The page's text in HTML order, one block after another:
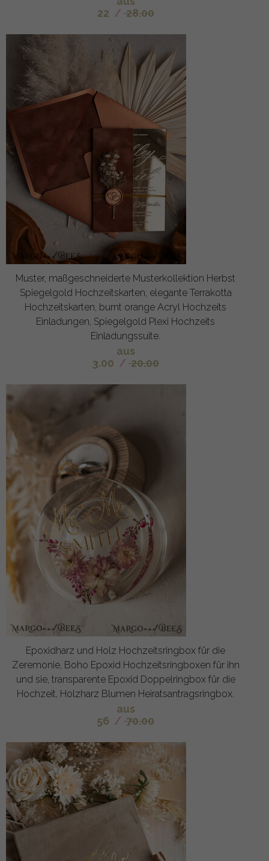
22 / 28.00
Muster, maßgeschneiderte Musterkollektion Herbst
Spiegelgold Hochzeitskarten, elegante Terrakotta
Hochzeitskarten, burnt orange Acryl Hochzeits
Einladungen, Spiegelgold Plexi Hochzeits
Einladungssuite.
aus
3.00 / 20.00
Epoxidharz und Holz Hochzeitsringbox für die
Zeremonie, Boho Epoxid Hochzeitsringboxen für ihn
und sie, transparente Epoxid Doppelringbox für die
Hochzeit, Holzharz Blumen Heiratsantragsringbox.
aus
56 / 70.00